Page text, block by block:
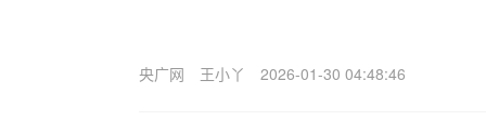
央广网 王小丫 2026-01-30 04:48:46